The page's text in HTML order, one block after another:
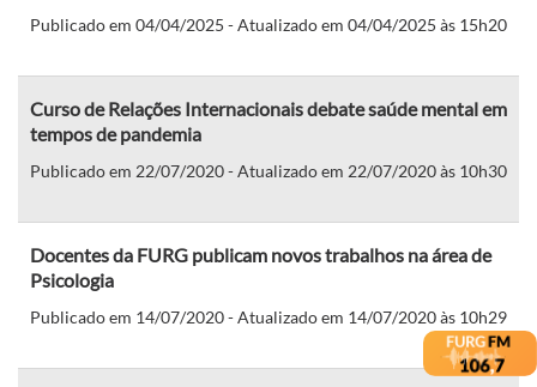
Publicado em 04/04/2025 - Atualizado em 04/04/2025 às 15h20
Curso de Relações Internacionais debate saúde mental em
tempos de pandemia
Publicado em 22/07/2020 - Atualizado em 22/07/2020 às 10h30
Docentes da FURG publicam novos trabalhos na área de
Psicologia
Publicado em 14/07/2020 - Atualizado em 14/07/2020 às 10h29